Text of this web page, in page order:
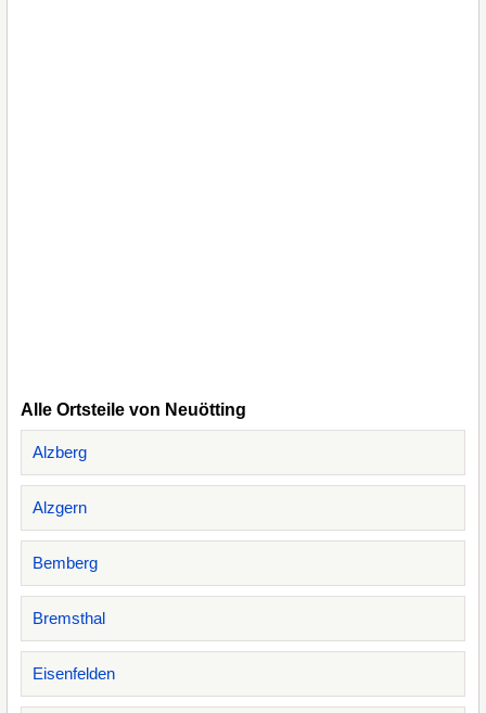
Alle Ortsteile von Neuötting
Alzberg
Alzgern
Bemberg
Bremsthal
Eisenfelden